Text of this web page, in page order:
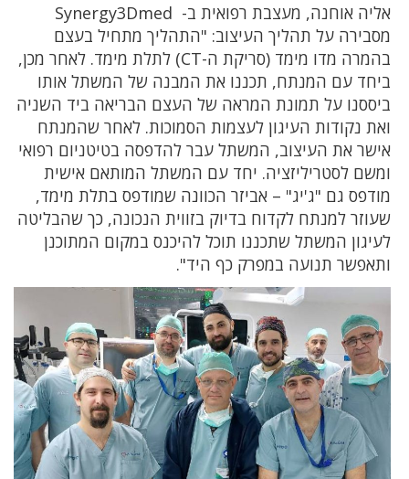
אליה אוחנה, מעצבת רפואית ב- Synergy3Dmed
מסבירה על תהליך העיצוב: "התהליך מתחיל בעצם
בהמרה מדו מימד (סריקת ה-CT) לתלת מימד. לאחר מכן,
ביחד עם המנתח, תכננו את המבנה של המשתל אותו
ביססנו על תמונת המראה של העצם הבריאה ביד השניה
ואת נקודות העיגון לעצמות הסמוכות. לאחר שהמנתח
אישר את העיצוב, המשתל עבר להדפסה בטיטניום רפואי
ומשם לסטריליזציה. יחד עם המשתל המותאם אישית
מודפס גם "ג'יג" – אביזר הכוונה שמודפס בתלת מימד,
שעוזר למנתח לקדוח בדיוק בזווית הנכונה, כך שהבליטה
לעיגון המשתל שתכננו תוכל להיכנס במקום המתוכנן
ותאפשר תנועה במפרק כף היד".